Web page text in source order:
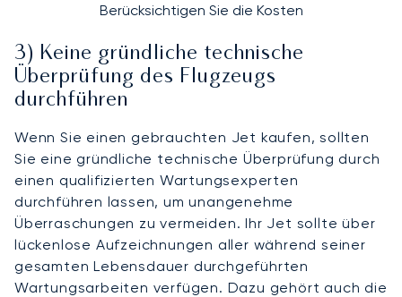
Berücksichtigen Sie die Kosten
3) Keine gründliche technische
Überprüfung des Flugzeugs
durchführen
Wenn Sie einen gebrauchten Jet kaufen, sollten
Sie eine gründliche technische Überprüfung durch
einen qualifizierten Wartungsexperten
durchführen lassen, um unangenehme
Überraschungen zu vermeiden. Ihr Jet sollte über
lückenlose Aufzeichnungen aller während seiner
gesamten Lebensdauer durchgeführten
Wartungsarbeiten verfügen. Dazu gehört auch die